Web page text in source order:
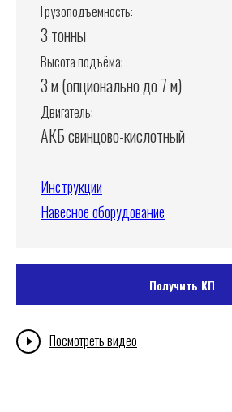
Грузоподъёмность:
3 тонны
Высота подъёма:
3 м (опционально до 7 м)
Двигатель:
АКБ свинцово-кислотный
Инструкции
Навесное оборудование
Получить КП
Посмотреть видео